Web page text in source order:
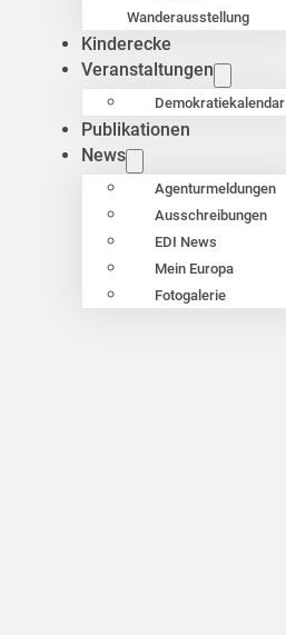
Wanderausstellung
Kinderecke
Veranstaltungen
Demokratiekalendar
Publikationen
News
Agenturmeldungen
Ausschreibungen
EDI News
Mein Europa
Fotogalerie